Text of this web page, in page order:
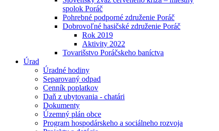
spolok Poráč
Pohrebné podporné združenie Poráč
Dobrovoľné hasičské združenie Poráč
Rok 2019
Aktivity 2022
Tovarišstvo Poráčskeho baníctva
Úrad
Úradné hodiny
Separovaný odpad
Cenník poplatkov
Daň z ubytovania - chatári
Dokumenty
Územný plán obce
Program hospodárskeho a sociálneho rozvoja